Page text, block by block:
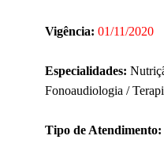
Vigência: 01/11/2020
Especialidades:
Fonoaudiologia /
Tipo de Atendimento: